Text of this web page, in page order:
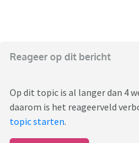
Reageer op dit bericht
Op dit topic is al langer dan 4
daarom is het reageerveld
topic starten.